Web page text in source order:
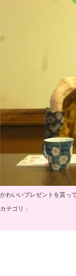
かわいいプレゼントを貰っ
カテゴリ：